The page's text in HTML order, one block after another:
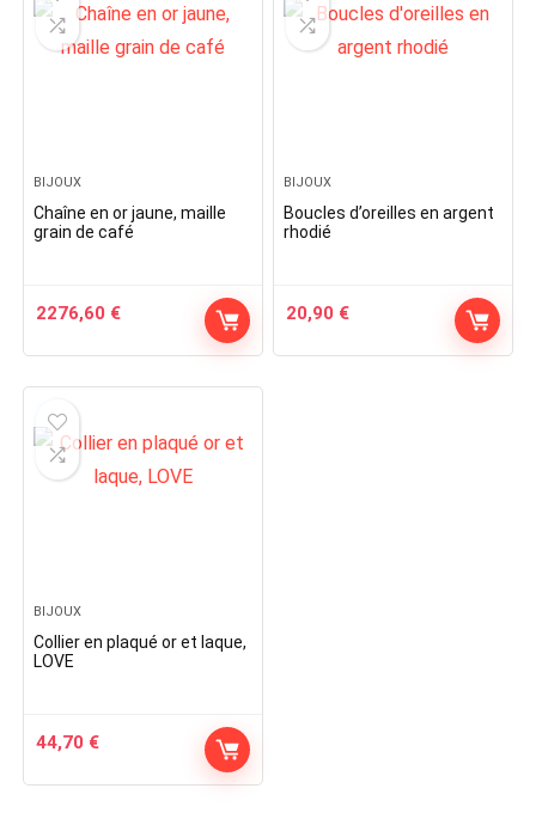
BIJOUX
Chaîne en or jaune, maille
grain de café
2276,60 €
BIJOUX
Boucles d’oreilles en argent
rhodié
20,90 €
BIJOUX
Collier en plaqué or et laque,
LOVE
44,70 €